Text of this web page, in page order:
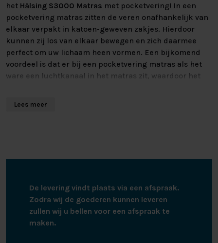
het Hälsing S3000 Matras met pocketvering! In een
pocketvering matras zitten de veren onafhankelijk van
elkaar verpakt in katoen-geweven zakjes. Hierdoor
kunnen zij los van elkaar bewegen en zich daarmee
perfect om uw lichaam heen vormen. Een bijkomend
voordeel is dat er bij een pocketvering matras als het
ware een luchtkanaal in het matras zit, waardoor het
meer inzakt. Doordat deze zachtere zones ter hoogte
worden fysieke klachten aan bijvoorbeeld de rug en
nek voorkomen. Met het Hälsing S3000 Matras geniet u
van het slaapcomfort van uw dromen!
Lees meer
De levering vindt plaats via een afspraak.
Zodra wij de goederen kunnen leveren
zullen wij u bellen voor een afspraak te
maken.